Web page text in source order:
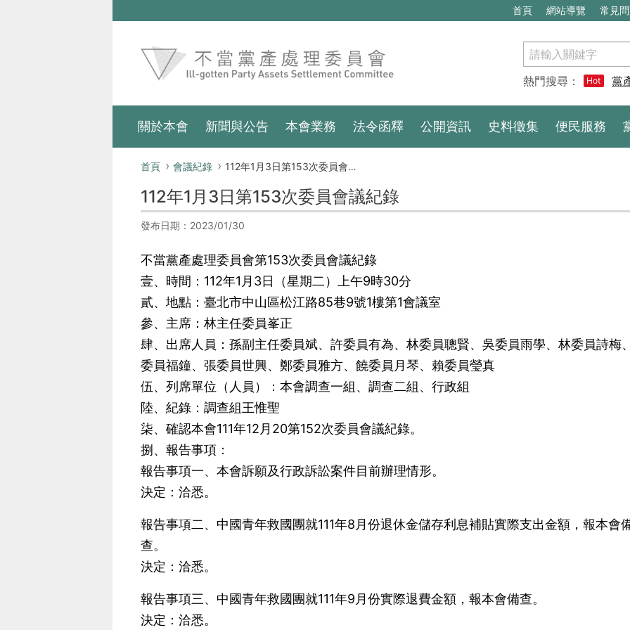
首頁 網站導覽 常見
搜
尋
熱門搜尋：
Hot 黨
關於本會 新聞與公告 本會業務 法令函釋 公開資訊 史料徵集 便民服務
首頁 會議紀錄 112年1月3日第153次委員會議紀錄
112年1月3日第153次委員會議紀錄
發布日期：2023/01/30
不當黨產處理委員會第153次委員會議紀錄
壹、時間：112年1月3日（星期二）上午9時30分
貳、地點：臺北市中山區松江路85巷9號1樓第1會議室
參、主席：林主任委員峯正
肆、出席人員：孫副主任委員斌、許委員有為、林委員聰賢、吳委員雨學、林委員詩梅
委員福鐘、張委員世興、鄭委員雅方、饒委員月琴、賴委員瑩真
伍、列席單位（人員）：本會調查一組、調查二組、行政組
陸、紀錄：調查組王惟聖
柒、確認本會111年12月20第152次委員會議紀錄。
捌、報告事項：
報告事項一、本會訴願及行政訴訟案件目前辦理情形。
決定：洽悉。
報告事項二、中國青年救國團就111年8月份退休金儲存利息補貼實際支出金額，報本會
查。
決定：洽悉。
報告事項三、中國青年救國團就111年9月份實際退費金額，報本會備查。
決定：洽悉。